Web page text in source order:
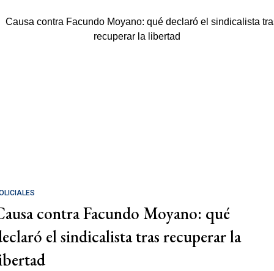
contra Facundo Moyano: qué
el sindicalista tras recuperar la